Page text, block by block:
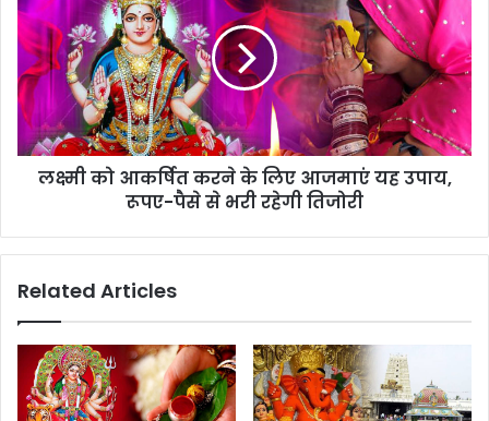
लक्ष्मी को आकर्षित करने के लिए आजमाएं यह उपाय,
रूपए-पैसे से भरी रहेगी तिजोरी
Related Articles